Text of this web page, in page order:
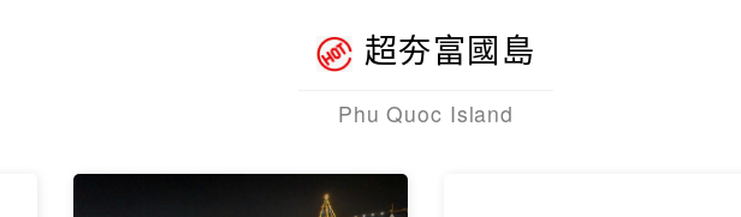
超夯富國島
Phu Quoc Island